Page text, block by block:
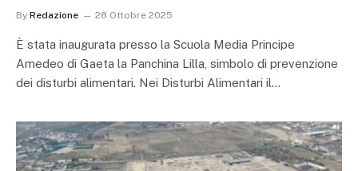
By Redazione 28 Ottobre 2025
È stata inaugurata presso la Scuola Media Principe
Amedeo di Gaeta la Panchina Lilla, simbolo di prevenzione
dei disturbi alimentari. Nei Disturbi Alimentari il…